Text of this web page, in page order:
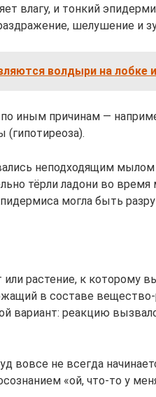
влагу, и тонкий
шелушение и
волдыри на лобке
иным причинам —
неподходящим
тёрли ладони во время
могла быть
растение, к которому
в составе
вариант: реакцию
вовсе не всегда
«ой, что‑то у